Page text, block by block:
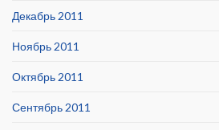
Декабрь 2011
Ноябрь 2011
Октябрь 2011
Сентябрь 2011